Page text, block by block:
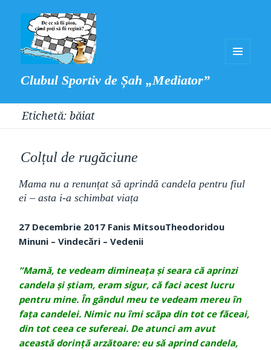
Clubul Sportiv de Șah „Mediator”
Etichetă: băiat
Colțul de rugăciune
Mama nu a renunțat să aprindă candela pentru fiul
ei – asta i-a schimbat viața
27 Decembrie 2017 Fanis MitsouTheodoridou
Minuni – Vindecări – Vedenii
”Mamă, te vedeam dimineața și seara că aprinzi
candela și știam, eram sigur, că faci acest lucru
pentru mine. În gândul meu te vedeam mereu în
fața candelei. Nimic nu îmi scăpa din tot ce făceai,
din tot ceea ce sufereai. De atunci am avut
această dorință arzătoare: eu să aprind candela,